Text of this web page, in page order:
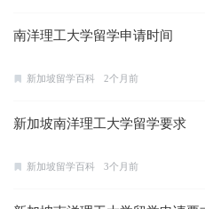
南洋理工大学留学申请时间
新加坡留学百科 2个月前
新加坡南洋理工大学留学要求
新加坡留学百科 3个月前